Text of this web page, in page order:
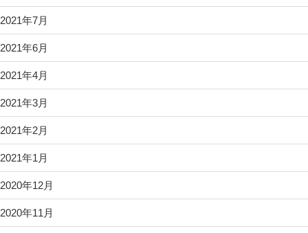
2021年7月
2021年6月
2021年4月
2021年3月
2021年2月
2021年1月
2020年12月
2020年11月